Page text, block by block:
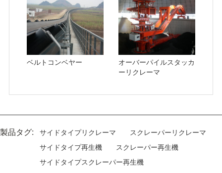
ベルトコンベヤー
オーバーパイルスタッカ
ーリクレーマ
製品タグ: サイドタイプリクレーマ
スクレーパーリクレーマ
サイドタイプ再生機
スクレーパー再生機
サイドタイプスクレーパー再生機